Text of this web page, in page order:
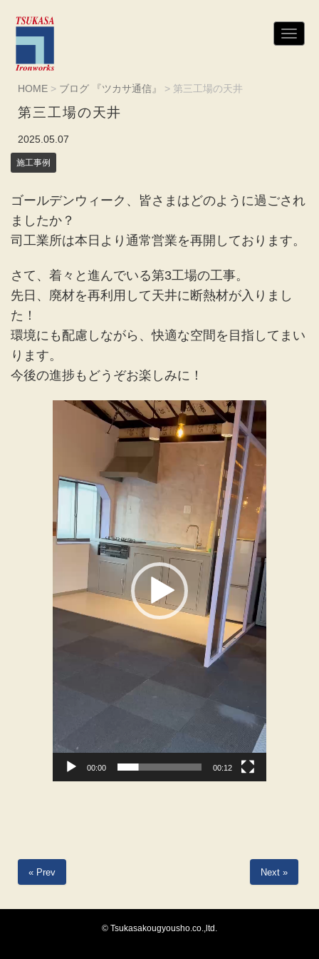
N
a
HOME > ブログ 『ツカサ通信』 > 第三工場の天井
第三工場の天井
2025.05.07
施工事例
ゴールデンウィーク、皆さまはどのように過ごされ
ましたか？
司工業所は本日より通常営業を再開しております。
さて、着々と進んでいる第3工場の工事。
先日、廃材を再利用して天井に断熱材が入りまし
た！
環境にも配慮しながら、快適な空間を目指してまい
ります。
今後の進捗もどうぞお楽しみに！
動
画
プ
レ
ー
ヤ
00:00 00:12
« Prev Next »
© Tsukasakougyousho.co.,ltd.